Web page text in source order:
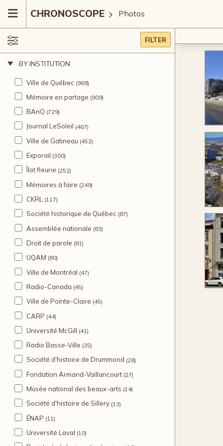
CHRONOSCOPE Photos
FILTER
BY INSTITUTION
Ville de Québec (968)
Mémoire en partage (909)
BAnQ (729)
Journal LeSoleil (467)
Ville de Gatineau (452)
Exporail (300)
Îlot fleurie (252)
Mémoires à faire (249)
CKRL (117)
Société historique de Québec (87)
Assemblée nationale (83)
Droit de parole (81)
UQAM (80)
Ville de Montréal (47)
Radio-Canada (45)
Ville de Pointe-Claire (45)
CARP (44)
Université McGill (41)
Radio Basse-Ville (35)
Société d'histoire de Drummond (28)
Fondation Armand-Vaillancourt (27)
Musée national des beaux-arts (14)
Société d'histoire de Sillery (13)
ÉNAP (11)
Université Laval (10)
le